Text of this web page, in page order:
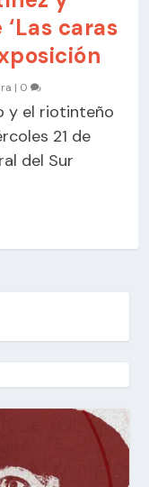
caras
| 0
y el riotinteño
21 de
del Sur